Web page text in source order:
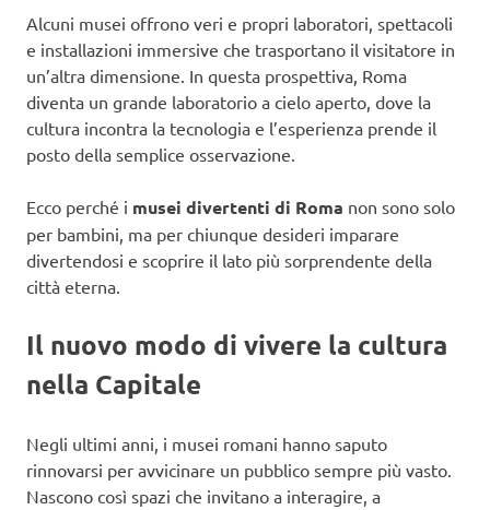
Alcuni musei offrono veri e propri laboratori, spettacoli
e installazioni immersive che trasportano il visitatore in
un’altra dimensione. In questa prospettiva, Roma
diventa un grande laboratorio a cielo aperto, dove la
cultura incontra la tecnologia e l’esperienza prende il
posto della semplice osservazione.
Ecco perché i musei divertenti di Roma non sono solo
per bambini, ma per chiunque desideri imparare
divertendosi e scoprire il lato più sorprendente della
città eterna.
Il nuovo modo di vivere la cultura
nella Capitale
Negli ultimi anni, i musei romani hanno saputo
rinnovarsi per avvicinare un pubblico sempre più vasto.
Nascono così spazi che invitano a interagire, a